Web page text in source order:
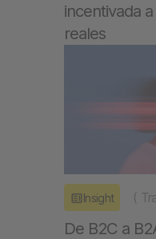
incentivada
reales
Insight (
De B2C a